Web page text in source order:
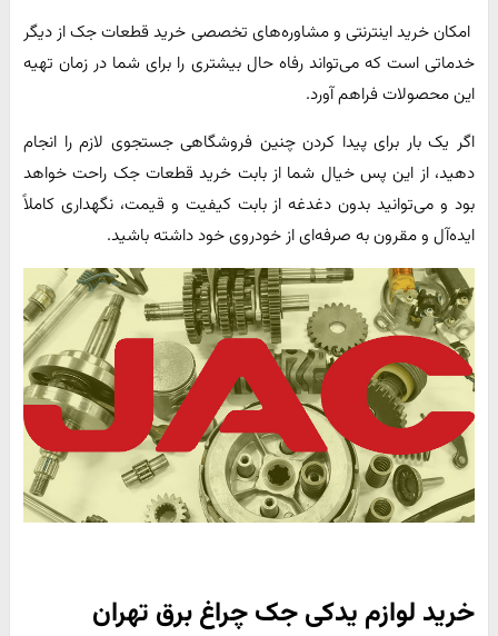
امکان خرید اینترنتی و مشاوره‌های تخصصی خرید قطعات جک از دیگر
خدماتی است که می‌تواند رفاه حال بیشتری را برای شما در زمان تهیه
این محصولات فراهم آورد.
اگر یک بار برای پیدا کردن چنین فروشگاهی جستجوی لازم را انجام
دهید، از این پس خیال شما از بابت خرید قطعات جک راحت خواهد
بود و می‌توانید بدون دغدغه از بابت کیفیت و قیمت، نگهداری کاملاً
ایده‌آل و مقرون به صرفه‌ای از خودروی خود داشته باشید.
خرید لوازم یدکی جک چراغ برق تهران